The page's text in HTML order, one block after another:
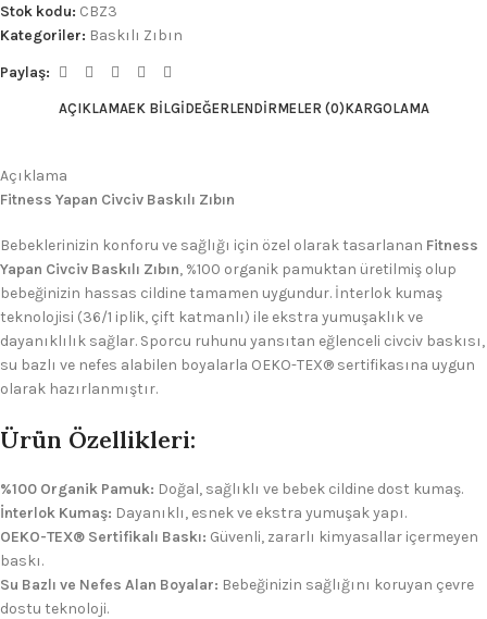
Stok kodu: CBZ3
Kategoriler: Baskılı Zıbın
Paylaş:
AÇIKLAMAEK BILGIDEĞERLENDIRMELER (0)KARGOLAMA
Açıklama
Fitness Yapan Civciv Baskılı Zıbın
Bebeklerinizin konforu ve sağlığı için özel olarak tasarlanan Fitness
Yapan Civciv Baskılı Zıbın, %100 organik pamuktan üretilmiş olup
bebeğinizin hassas cildine tamamen uygundur. İnterlok kumaş
teknolojisi (36/1 iplik, çift katmanlı) ile ekstra yumuşaklık ve
dayanıklılık sağlar. Sporcu ruhunu yansıtan eğlenceli civciv baskısı,
su bazlı ve nefes alabilen boyalarla OEKO-TEX® sertifikasına uygun
olarak hazırlanmıştır.
Ürün Özellikleri:
%100 Organik Pamuk: Doğal, sağlıklı ve bebek cildine dost kumaş.
İnterlok Kumaş: Dayanıklı, esnek ve ekstra yumuşak yapı.
OEKO-TEX® Sertifikalı Baskı: Güvenli, zararlı kimyasallar içermeyen
baskı.
Su Bazlı ve Nefes Alan Boyalar: Bebeğinizin sağlığını koruyan çevre
dostu teknoloji.